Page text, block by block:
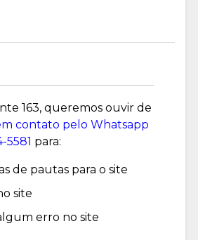
163, queremos ouvir de
contato pelo Whatsapp
5581 para:
de pautas para o site
site
erro no site